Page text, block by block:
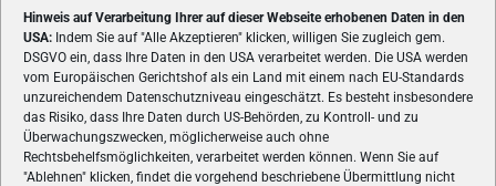
Hinweis auf Verarbeitung Ihrer auf dieser Webseite erhobenen Daten in den
USA: Indem Sie auf "Alle Akzeptieren" klicken, willigen Sie zugleich gem.
DSGVO ein, dass Ihre Daten in den USA verarbeitet werden. Die USA werden
vom Europäischen Gerichtshof als ein Land mit einem nach EU-Standards
unzureichendem Datenschutzniveau eingeschätzt. Es besteht insbesondere
das Risiko, dass Ihre Daten durch US-Behörden, zu Kontroll- und zu
Überwachungszwecken, möglicherweise auch ohne
Rechtsbehelfsmöglichkeiten, verarbeitet werden können. Wenn Sie auf
"Ablehnen" klicken, findet die vorgehend beschriebene Übermittlung nicht
ÜBER UNS
VON GAMERN, FÜR GAMER! Gamers.at ist das älteste Online-
Spielemagazin Österreichs und bringt täglich aktuelle News,
Reviews und Videos zu PC- und Konsolenspielen, Gaming-
Hardware und aus der Welt des e-Sport's.